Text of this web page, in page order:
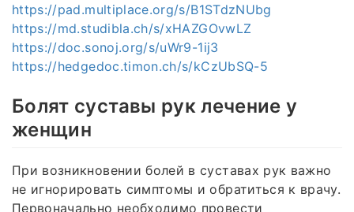
https://pad.multiplace.org/s/B1STdzNUbg
https://md.studibla.ch/s/xHAZGOvwLZ
https://doc.sonoj.org/s/uWr9-1ij3
https://hedgedoc.timon.ch/s/kCzUbSQ-5
Болят суставы рук лечение у
женщин
При возникновении болей в суставах рук важно
не игнорировать симптомы и обратиться к врачу.
Первоначально необходимо провести